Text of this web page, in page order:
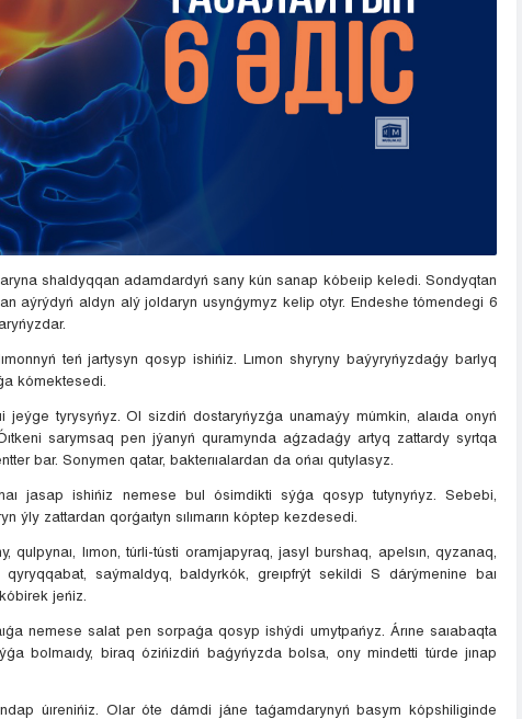
shaldyqqan adamdardyń sany kún sanap kóbeıip keledi. Sondyqtan
aýrýdyń aldyn alý joldaryn usynǵymyz kelip otyr. Endeshe tómendegi 6
teń jartysyn qosyp ishińiz. Lımon shyryny baýyryńyzdaǵy barlyq
kómektesedi.
jeýge tyrysyńyz. Ol sizdiń dostaryńyzǵa unamaýy múmkin, alaıda onyń
sarymsaq pen jýanyń quramynda aǵzadaǵy artyq zattardy syrtqa
bar. Sonymen qatar, bakterııalardan da ońaı qutylasyz.
jasap ishińiz nemese bul ósimdikti sýǵa qosyp tutynyńyz. Sebebi,
ýly zattardan qorǵaıtyn sılımarın kóptep kezdesedi.
qulpynaı, lımon, túrli-tústi oramjapyraq, jasyl burshaq, apelsın, qyzanaq,
saýmaldyq, baldyrkók, greıpfrýt sekildi S dárýmenine baı
jeńiz.
nemese salat pen sorpaǵa qosyp ishýdi umytpańyz. Árıne saıabaqta
bolmaıdy, biraq ózińizdiń baǵyńyzda bolsa, ony mindetti túrde jınap
úırenińiz. Olar óte dámdi jáne taǵamdarynyń basym kópshiliginde